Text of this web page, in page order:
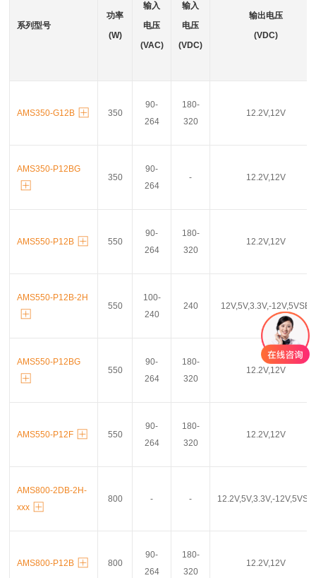
系列型号
功率
(W)
输入
电压
(VAC)
输入
电压
(VDC)
输出电压
(VDC)
AMS350-G12B 350
90-
264
180-
320
12.2V,12V
AMS350-P12BG
350
90-
264
- 12.2V,12V
AMS550-P12B 550
90-
264
180-
320
12.2V,12V
AMS550-P12B-2H
550
100-
240
240 12V,5V,3.3V,-12V,5VSB
AMS550-P12BG
550
90-
264
180-
320
12.2V,12V
AMS550-P12F 550
90-
264
180-
320
12.2V,12V
AMS800-2DB-2H-
xxx
800 - - 12.2V,5V,3.3V,-12V,5VSB
AMS800-P12B 800
90-
264
180-
320
12.2V,12V